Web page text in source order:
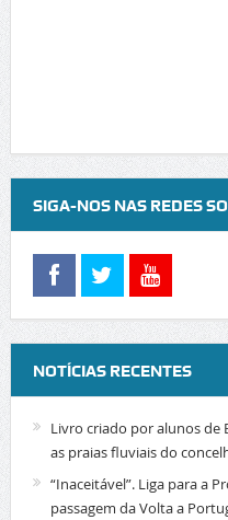
SIGA-NOS NAS REDES
NOTÍCIAS RECENTES
Livro criado por alunos de
as praias fluviais do
“Inaceitável”. Liga para a
passagem da Volta a